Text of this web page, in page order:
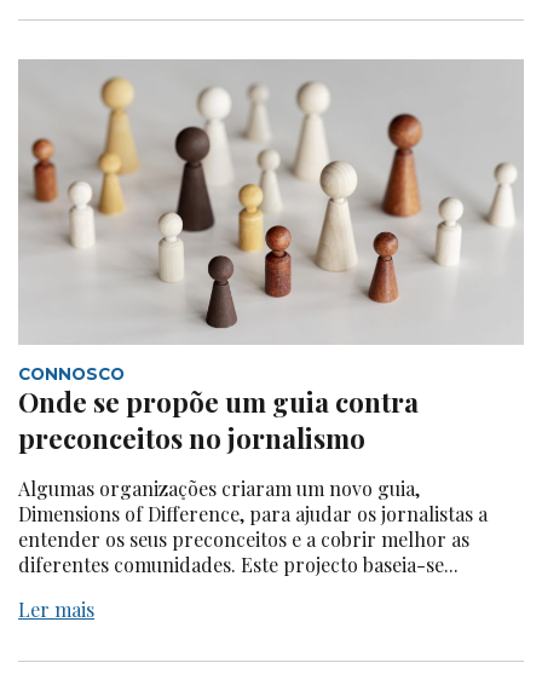
CONNOSCO
Onde se propõe um guia contra
preconceitos no jornalismo
Algumas organizações criaram um novo guia,
Dimensions of Difference, para ajudar os jornalistas a
entender os seus preconceitos e a cobrir melhor as
diferentes comunidades. Este projecto baseia-se...
Ler mais